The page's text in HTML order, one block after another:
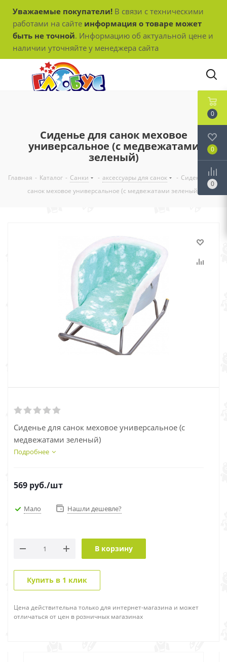
Уважаемые покупатели! В связи с техническими
работами на сайте информация о товаре может
быть не точной. Информацию об актуальной цене и
наличии уточняйте у менеджера сайта
Сиденье для санок меховое
универсальное (с медвежатами
зеленый)
Главная - Каталог - Санки - аксессуары для санок - Сиденье для
санок меховое универсальное (с медвежатами зеленый)
Сиденье для санок меховое универсальное (с
медвежатами зеленый)
Подробнее
569 руб./шт
Мало Нашли дешевле?
В корзину
Купить в 1 клик
Цена действительна только для интернет-магазина и может
отличаться от цен в розничных магазинах
0
0
0